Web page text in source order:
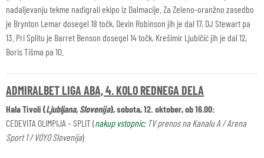
nadaljevanju tekme nadigrali ekipo iz Dalmacije. Za Zeleno-oranžno zasedbo
je Brynton Lemar dosegel 18 točk, Devin Robinson jih je dal 17, DJ Stewart pa
13. Pri Splitu je Barret Benson dosegel 14 točk, Krešimir Ljubičić jih je dal 12,
Boris Tišma pa 10.
ADMIRALBET LIGA ABA, 4. KOLO REDNEGA DELA
Hala Tivoli (Ljubljana, Slovenija), sobota, 12. oktober, ob 16.00:
CEDEVITA OLIMPIJA – SPLIT (nakup vstopnic; TV prenos na Kanalu A / Arena
Sport 1 / VOYO Slovenija)